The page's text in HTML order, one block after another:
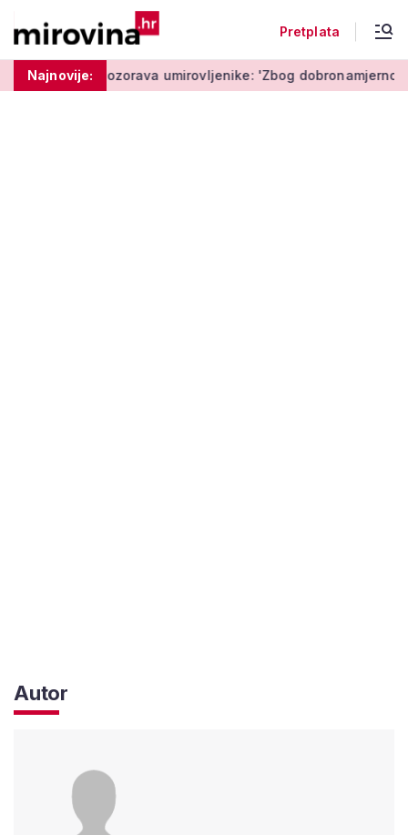
Pretplata
Najnovije:
upozorava umirovljenike: 'Zbog dobronamjernosti
Autor